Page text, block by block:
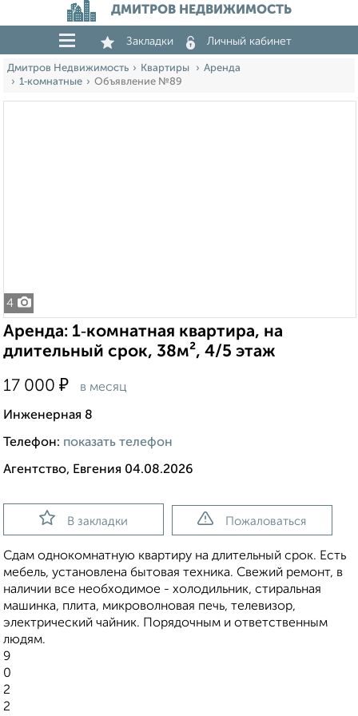
ДМИТРОВ НЕДВИЖИМОСТЬ
Закладки Личный кабинет
Дмитров Недвижимость Квартиры
Аренда
1‑комнатные
Объявление №89
4
Аренда: 1‑комнатная квартира, на
длительный срок, 38м², 4/5 этаж
17 000 ₽ в месяц
Инженерная 8
Телефон: показать телефон
Агентство, Евгения 04.08.2026
В закладки Пожаловаться
Сдам однокомнатную квартиру на длительный срок. Есть
мебель, установлена бытовая техника. Свежий ремонт, в
наличии все необходимое - холодильник, стиральная
машинка, плита, микроволновая печь, телевизор,
электрический чайник. Порядочным и ответственным
людям.
9
0
2
2